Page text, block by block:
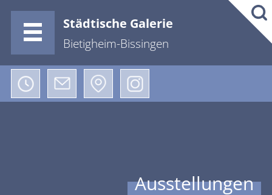
Städtische Galerie
Bietigheim-Bissingen
Ausstellungen